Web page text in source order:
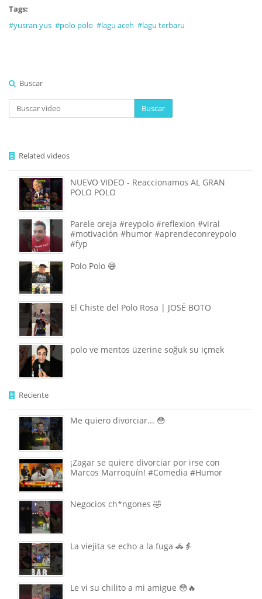
Tags:
#yusran yus #polo polo #lagu aceh #lagu terbaru
Buscar
Buscar
Related videos
NUEVO VIDEO - Reaccionamos AL GRAN
POLO POLO
Parele oreja #reypolo #reflexion #viral
#motivación #humor #aprendeconreypolo
#fyp
Polo Polo 😅
El Chiste del Polo Rosa | JOSÉ BOTO
polo ve mentos üzerine soğuk su içmek
Reciente
Me quiero divorciar... 😳
¡Zagar se quiere divorciar por irse con
Marcos Marroquín! #Comedia #Humor
Negocios ch*ngones 🤣
La viejita se echo a la fuga 🚓👵
Le vi su chilito a mi amigue 😳🔥